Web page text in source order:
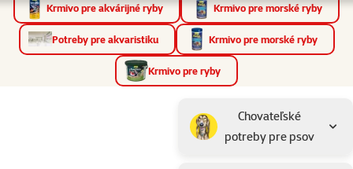
Krmivo pre akvárijné ryby Krmivo pre morské ryby
Potreby pre akvaristiku Krmivo pre morské ryby
Krmivo pre ryby
Chovateľské
potreby pre psov